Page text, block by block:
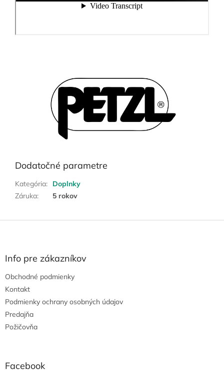
Dodatočné parametre
Kategória:
Doplnky
Záruka: 5 rokov
Z
Info pre zákazníkov
Obchodné podmienky
Kontakt
Podmienky ochrany osobných údajov
Predajňa
Požičovňa
Facebook